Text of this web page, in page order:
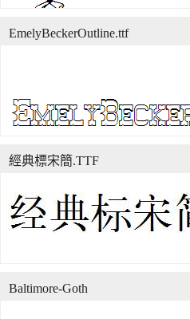
EmelyBeckerOutline.ttf
經典標宋簡.TTF
Baltimore-Goth